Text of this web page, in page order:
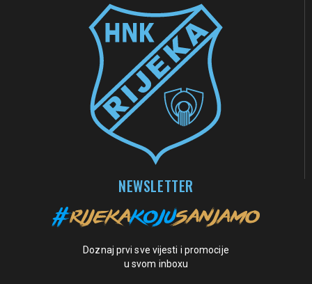
NEWSLETTER
Doznaj prvi sve vijesti i promocije
u svom inboxu